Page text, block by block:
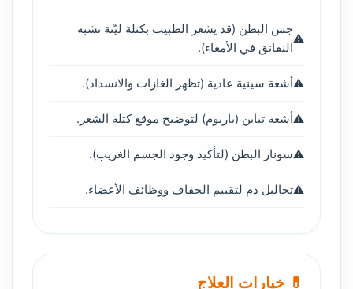
جس البطن (قد يشعر الطبيب بكتلة ليّنة تشبه
النقانق في الأمعاء).
أشعة سينية عادية (تظهر الغازات والانسداد).
أشعة تباين (باريوم) لتوضيح موقع كتلة الشعر.
سونار البطن (لتأكيد وجود الجسم الغريب).
تحاليل دم لتقييم الجفاف ووظائف الأعضاء.
💊 خيارات العلاج